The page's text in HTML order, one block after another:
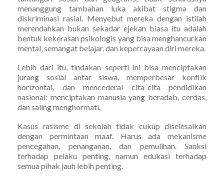
menanggung tambahan luka akibat stigma dan
diskriminasi rasial. Menyebut mereka dengan istilah
merendahkan bukan sekadar ejekan biasa itu adalah
bentuk kekerasan psikologis yang bisa menghancurkan
mental, semangat belajar, dan kepercayaan diri mereka.
Lebih dari itu, tindakan seperti ini bisa menciptakan
jurang sosial antar siswa, memperbesar konflik
horizontal, dan mencederai cita-cita pendidikan
nasional: menciptakan manusia yang beradab, cerdas,
dan saling menghormati.
Kasus rasisme di sekolah tidak cukup diselesaikan
dengan permintaan maaf. Harus ada mekanisme
pencegahan, penanganan, dan pemulihan. Sanksi
terhadap pelaku penting, namun edukasi terhadap
semua pihak jauh lebih penting.